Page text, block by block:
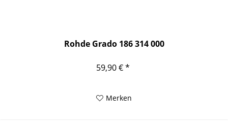
Rohde Grado 186 314 000
59,90 € *
Merken